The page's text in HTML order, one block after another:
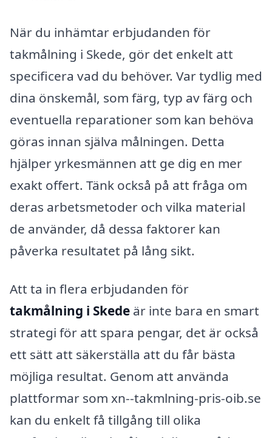
När du inhämtar erbjudanden för
takmålning i Skede, gör det enkelt att
specificera vad du behöver. Var tydlig med
dina önskemål, som färg, typ av färg och
eventuella reparationer som kan behöva
göras innan själva målningen. Detta
hjälper yrkesmännen att ge dig en mer
exakt offert. Tänk också på att fråga om
deras arbetsmetoder och vilka material
de använder, då dessa faktorer kan
påverka resultatet på lång sikt.
Att ta in flera erbjudanden för
takmålning i Skede är inte bara en smart
strategi för att spara pengar, det är också
ett sätt att säkerställa att du får bästa
möjliga resultat. Genom att använda
plattformar som xn--takmlning-pris-oib.se
kan du enkelt få tillgång till olika